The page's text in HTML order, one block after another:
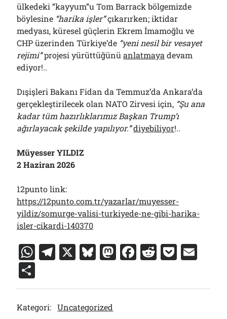
ülkedeki “kayyum”u Tom Barrack bölgemizde
böylesine “harika işler”çıkarırken; iktidar
medyası, küresel güçlerin Ekrem İmamoğlu ve
CHP üzerinden Türkiye’de “yeni nesil bir vesayet
rejimi”projesi yürüttüğünüanlatmaya devam
ediyor!..
Dışişleri Bakanı Fidan da Temmuz’da Ankara’da
gerçekleştirilecek olan NATO Zirvesi için, “Şu ana
kadar tüm hazırlıklarımız Başkan Trump’ı
ağırlayacak şekilde yapılıyor.”diyebiliyor!..
Müyesser YILDIZ
2 Haziran 2026
12punto link:
https://12punto.com.tr/yazarlar/muyesser-
yildiz/somurge-valisi-turkiyede-ne-gibi-harika-
isler-cikardi-140370
W
at
s
T
e
gr
X Bl
e
s
M
st
F
c
R
d
P
c ai
h
ar
Kategori: Uncategorized